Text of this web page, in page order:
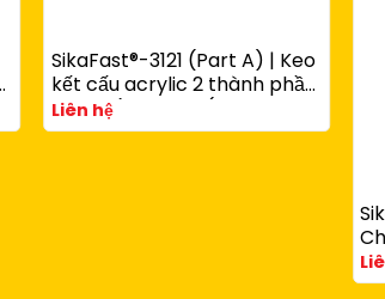
SikaFast®-3121 (Part A) | Keo
kết cấu acrylic 2 thành phần
đóng rắn nhanh (dùng với
SikaFast®-3081 N Part B)
Liên hệ